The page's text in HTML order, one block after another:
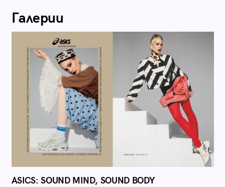
Галерии
ASICS: SOUND MIND, SOUND BODY